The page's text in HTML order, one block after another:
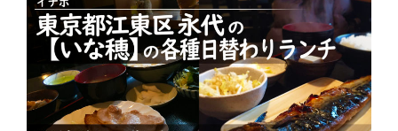
ス
ト
ラ
カ